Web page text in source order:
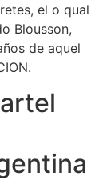
el o qual
Blousson,
de aquel